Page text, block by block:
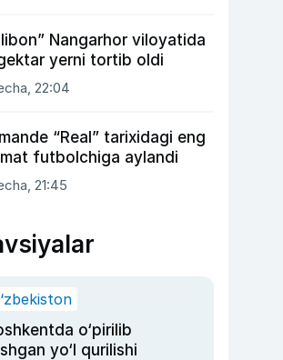
Nangarhor viloyatida
yerni tortib oldi
22:04
“Real” tarixidagi eng
futbolchiga aylandi
21:45
o‘pirilib
yo‘l qurilishi